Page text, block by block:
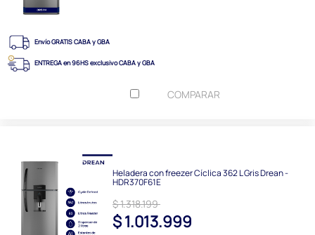
Envío GRATIS CABA y GBA
ENTREGA en 96HS exclusivo CABA y GBA
COMPARAR
Heladera con freezer Cíclica 362 L Gris Drean -
HDR370F61E
$ 1.318.199
$ 1.013.999